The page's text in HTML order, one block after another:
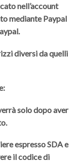
nell’account
mediante Paypal
diversi da quelli
solo dopo aver
espresso SDA e
il codice di